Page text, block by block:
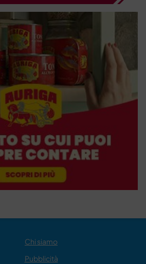
Chi siamo
Pubblicità